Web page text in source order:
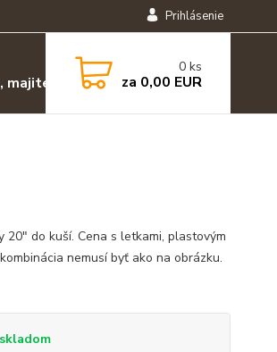
Prihlásenie
majiteľ 0903 455 630
0 ks
za 0,00 EUR
20" do kuší. Cena s letkami, plastovým
nemusí byť ako na obrázku.
skladom